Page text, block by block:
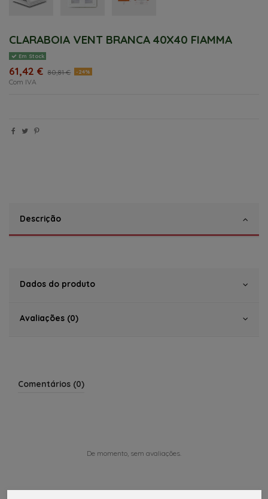
CLARABOIA VENT BRANCA 40X40 FIAMMA
Em Stock
61,42 € 80,81 € -24%
Com IVA
Descrição
Dados do produto
Avaliações (0)
Comentários (0)
De momento, sem avaliações.